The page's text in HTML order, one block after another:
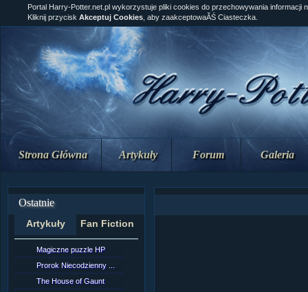
Strona Główna Artykuły Forum Galeria
Ostatnie
Artykuły Fan Fiction
Magiczne puzzle HP
Prorok Niecodzienny ...
The House of Gaunt
Portal Harry-Potter.net.pl wykorzystuje pliki cookies do przechowywania informacji
Kliknij przycisk Akceptuj Cookies , aby zaakceptowaĂŚ Ciasteczka.